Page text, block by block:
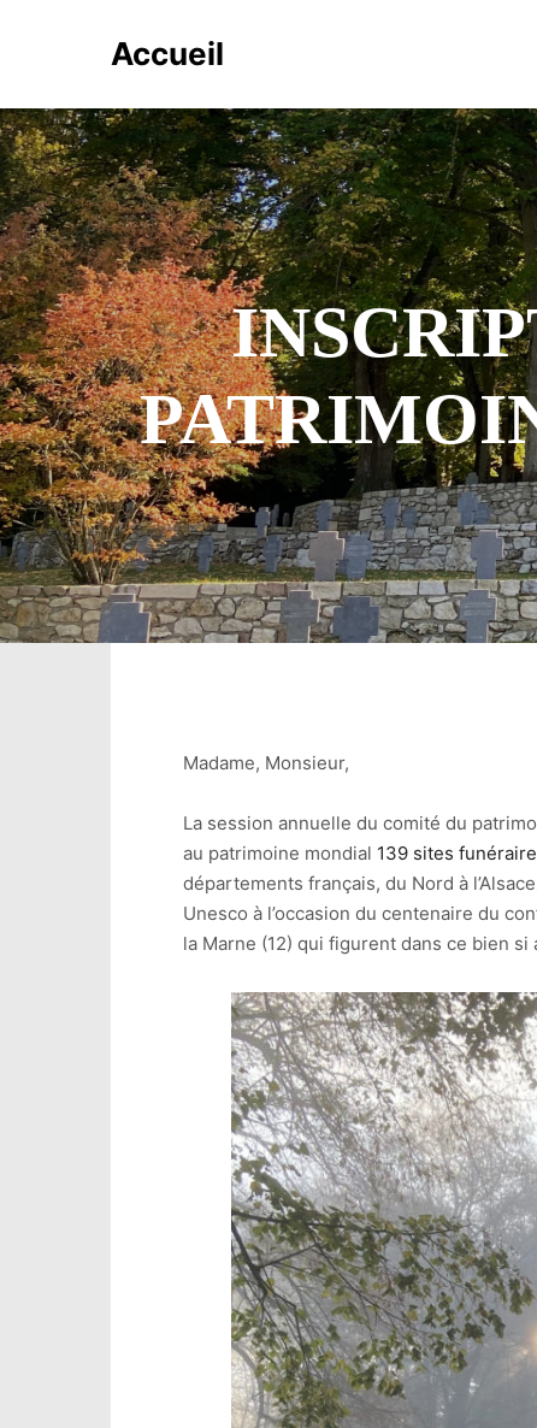
Accueil
Madame, Monsieur,
La session annuelle du comité du
au patrimoine mondial 139 sites
départements français, du Nord à
Unesco à l’occasion du centenaire du
la Marne (12) qui figurent dans ce bien si